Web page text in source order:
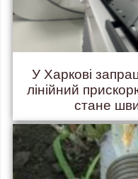
У Харкові
лінійний
стане